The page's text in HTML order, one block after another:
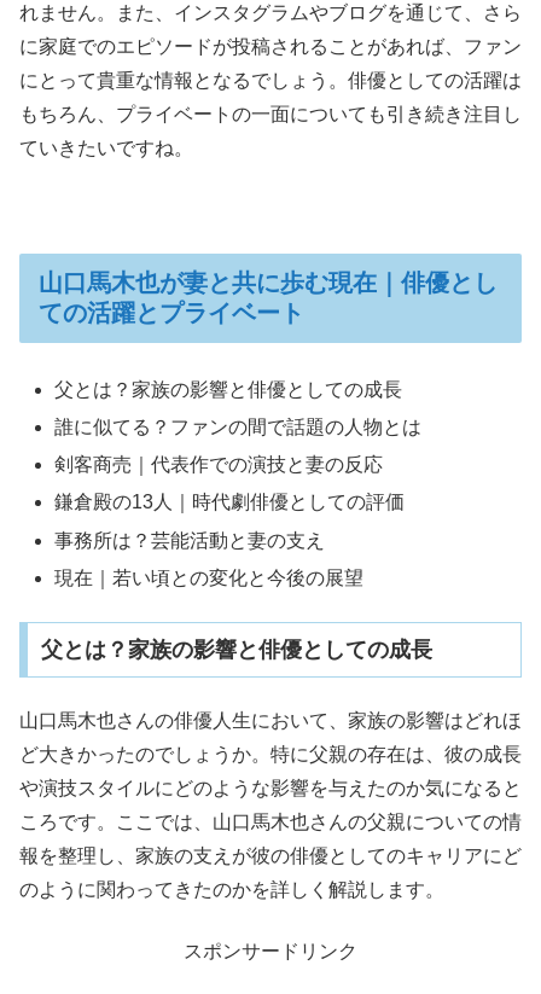
れません。また、インスタグラムやブログを通じて、さら
に家庭でのエピソードが投稿されることがあれば、ファン
にとって貴重な情報となるでしょう。俳優としての活躍は
もちろん、プライベートの一面についても引き続き注目し
ていきたいですね。
山口馬木也が妻と共に歩む現在｜俳優とし
ての活躍とプライベート
父とは？家族の影響と俳優としての成長
誰に似てる？ファンの間で話題の人物とは
剣客商売｜代表作での演技と妻の反応
鎌倉殿の13人｜時代劇俳優としての評価
事務所は？芸能活動と妻の支え
現在｜若い頃との変化と今後の展望
父とは？家族の影響と俳優としての成長
山口馬木也さんの俳優人生において、家族の影響はどれほ
ど大きかったのでしょうか。特に父親の存在は、彼の成長
や演技スタイルにどのような影響を与えたのか気になると
ころです。ここでは、山口馬木也さんの父親についての情
報を整理し、家族の支えが彼の俳優としてのキャリアにど
のように関わってきたのかを詳しく解説します。
スポンサードリンク